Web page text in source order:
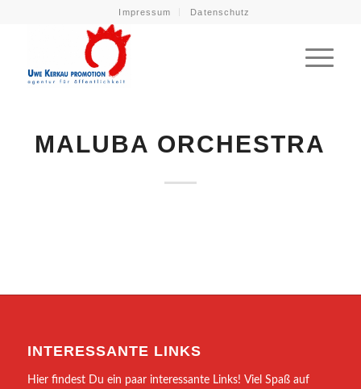
Impressum Datenschutz
MALUBA ORCHESTRA
INTERESSANTE LINKS
Hier findest Du ein paar interessante Links! Viel Spaß auf